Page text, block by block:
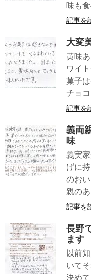
味も
記事を
大変
黄味
ワイ
菓子
チョ
記事を
義両
味
義実
げに
のお
親の
記事を
長野
ます
以前
いて
決め